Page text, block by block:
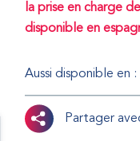
la prise en charge
disponible en
Aussi disponible en :
Partager